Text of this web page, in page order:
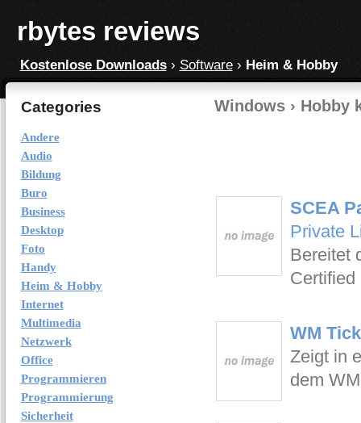
rbytes reviews
Kostenlose Downloads› Software› Heim & Hobby
Categories
Andere
Audio
Bildung
Buro
Business
Desktop
Foto
Handy
Heim & Hobby
Internet
Multimedia
Netzwerk
Office
Programmieren
Programmierung
Sicherheit
Windows › Hobby
SCEA
Private
Bereitet
Certified
WM
Zeigt in
dem